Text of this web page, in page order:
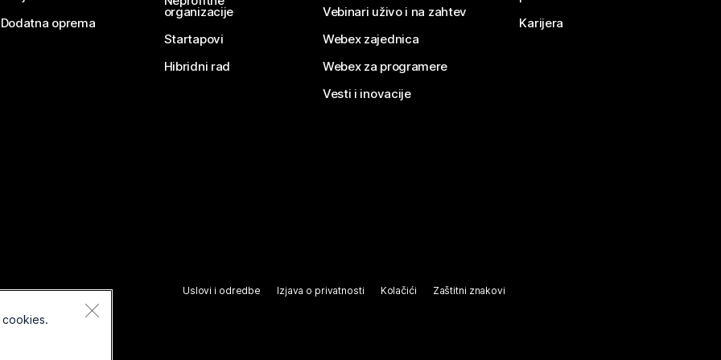
Dodatna oprema
organizacije
Startapovi
Hibridni rad
Vebinari uživo i na zahtev
Webex zajednica
Webex za programere
Vesti i inovacije
Karijera
Uslovi i odredbe Izjava o privatnosti Kolačići Zaštitni znakovi